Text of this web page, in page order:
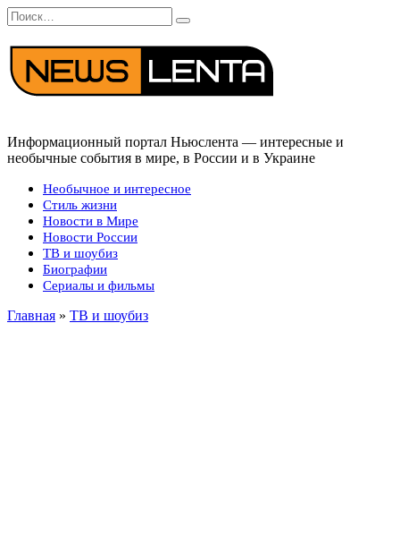
Перейти
к
содержанию
Search
for:
Информационный портал Ньюслента — интересные и
необычные события в мире, в России и в Украине
Необычное и интересное
Стиль жизни
Новости в Мире
Новости России
ТВ и шоубиз
Биографии
Сериалы и фильмы
Главная » ТВ и шоубиз